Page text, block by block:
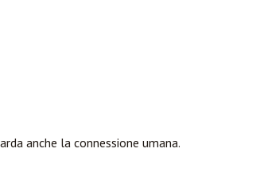
anche la connessione umana.